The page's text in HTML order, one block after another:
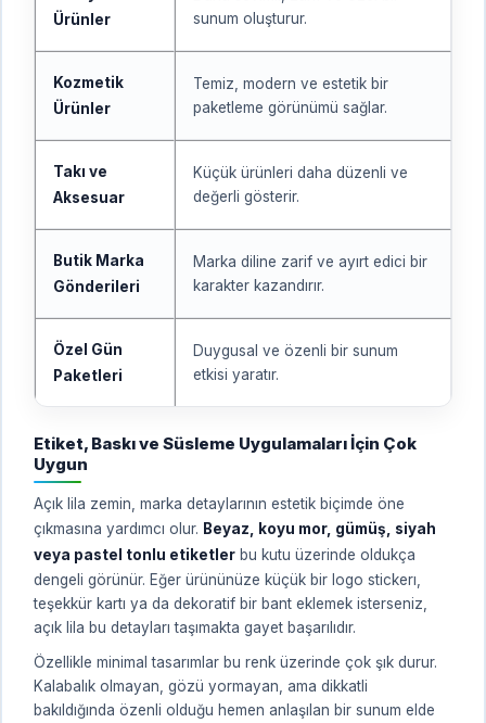
Ürünler
sunum oluşturur.
Kozmetik
Ürünler
Temiz, modern ve estetik bir
paketleme görünümü sağlar.
Takı ve
Aksesuar
Küçük ürünleri daha düzenli ve
değerli gösterir.
Butik Marka
Gönderileri
Marka diline zarif ve ayırt edici bir
karakter kazandırır.
Özel Gün
Paketleri
Duygusal ve özenli bir sunum
etkisi yaratır.
Etiket, Baskı ve Süsleme Uygulamaları İçin Çok
Uygun
Açık lila zemin, marka detaylarının estetik biçimde öne
çıkmasına yardımcı olur. Beyaz, koyu mor, gümüş, siyah
veya pastel tonlu etiketler bu kutu üzerinde oldukça
dengeli görünür. Eğer ürününüze küçük bir logo stickerı,
teşekkür kartı ya da dekoratif bir bant eklemek isterseniz,
açık lila bu detayları taşımakta gayet başarılıdır.
Özellikle minimal tasarımlar bu renk üzerinde çok şık durur.
Kalabalık olmayan, gözü yormayan, ama dikkatli
bakıldığında özenli olduğu hemen anlaşılan bir sunum elde